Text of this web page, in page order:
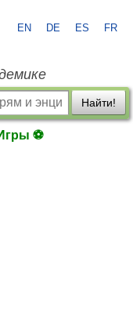
EN DE ES FR
Найти!
⚽